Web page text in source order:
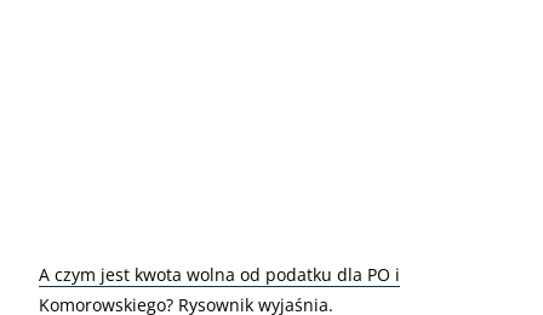
A czym jest kwota wolna od podatku dla PO i
Komorowskiego? Rysownik wyjaśnia.